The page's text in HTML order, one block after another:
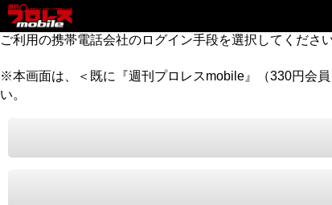
ご利用の携帯電話会社のログイン手段を選択してください
※本画面は、＜既に『週刊プロレスmobile』（330円会
い。